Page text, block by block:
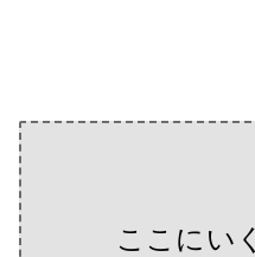
ここにい